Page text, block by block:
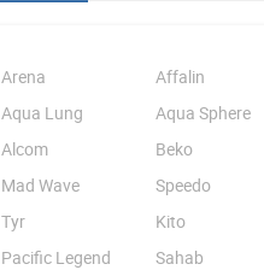
Arena
Affalin
Aqua Lung
Aqua Sphere
Alcom
Beko
Mad Wave
Speedo
Tyr
Kito
Pacific Legend
Sahab